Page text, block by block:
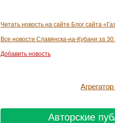
Читать новость на сайте Блог сайта
Все новости Славянска-на-Кубани за
Добавить новость
Авторские